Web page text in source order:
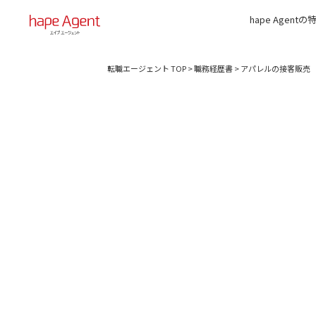
hape Agentの
転職エージェント TOP>職務経歴書>アパレルの接客販売